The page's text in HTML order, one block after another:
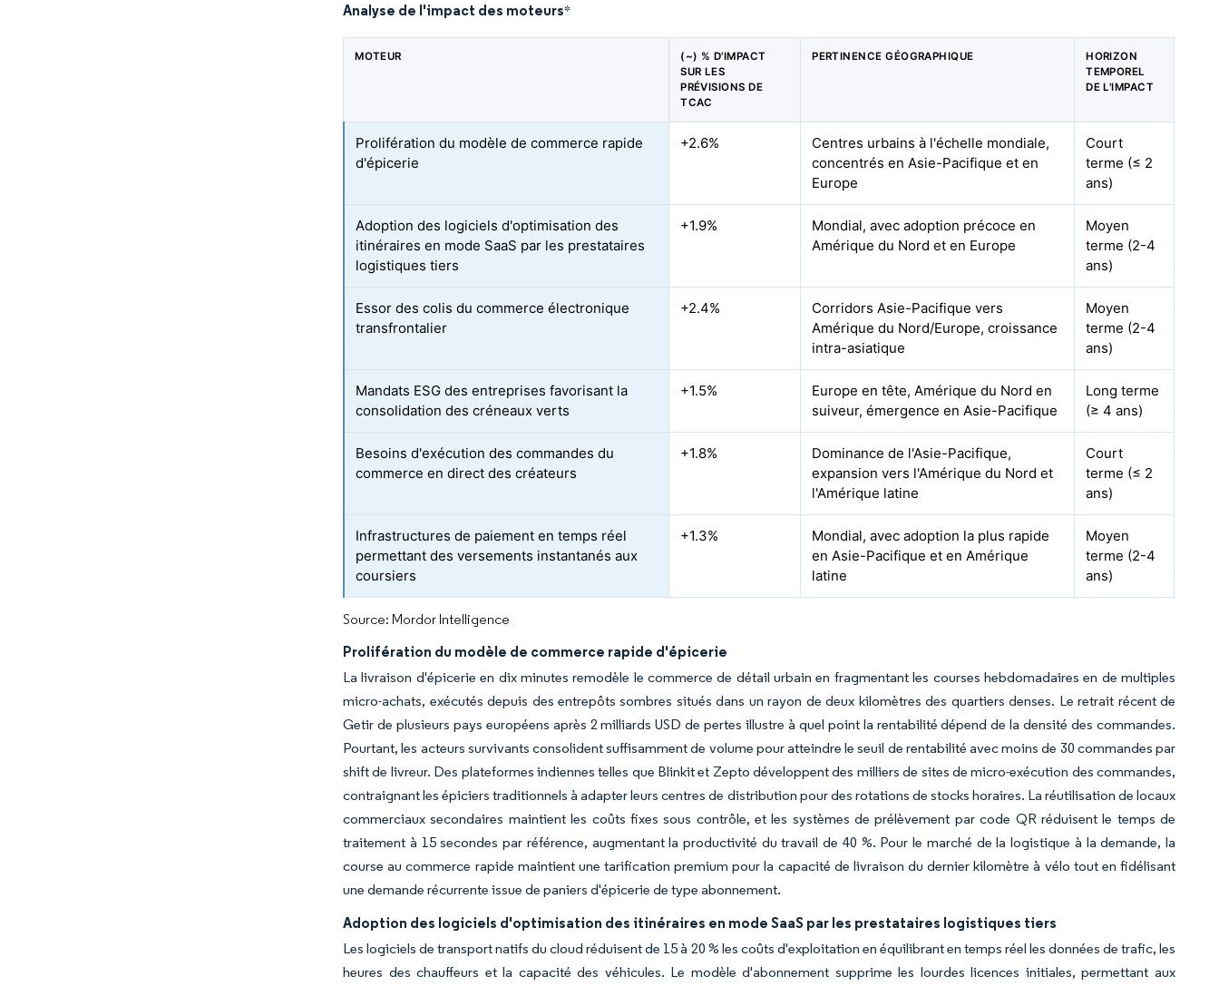
Analyse de l'impact des moteurs*
MOTEUR
(~) % D'IMPACT
SUR LES
PRÉVISIONS DE
TCAC
PERTINENCE GÉOGRAPHIQUE
HORIZON
TEMPOREL
DE L'IMPACT
Prolifération du modèle de commerce rapide
d'épicerie
+2.6%
Centres urbains à l'échelle mondiale,
concentrés en Asie-Pacifique et en
Europe
Court
terme (≤ 2
ans)
Adoption des logiciels d'optimisation des
itinéraires en mode SaaS par les prestataires
logistiques tiers
+1.9%
Mondial, avec adoption précoce en
Amérique du Nord et en Europe
Moyen
terme (2-4
ans)
Essor des colis du commerce électronique
transfrontalier
+2.4%
Corridors Asie-Pacifique vers
Amérique du Nord/Europe, croissance
intra-asiatique
Moyen
terme (2-4
ans)
Mandats ESG des entreprises favorisant la
consolidation des créneaux verts
+1.5%
Europe en tête, Amérique du Nord en
suiveur, émergence en Asie-Pacifique
Long terme
(≥ 4 ans)
Besoins d'exécution des commandes du
commerce en direct des créateurs
+1.8%
Dominance de l'Asie-Pacifique,
expansion vers l'Amérique du Nord et
l'Amérique latine
Court
terme (≤ 2
ans)
Infrastructures de paiement en temps réel
permettant des versements instantanés aux
coursiers
+1.3%
Mondial, avec adoption la plus rapide
en Asie-Pacifique et en Amérique
latine
Moyen
terme (2-4
ans)
Source: Mordor Intelligence
Prolifération du modèle de commerce rapide d'épicerie
La livraison d'épicerie en dix minutes remodèle le commerce de détail urbain en fragmentant les courses hebdomadaires en de multiples
micro-achats, exécutés depuis des entrepôts sombres situés dans un rayon de deux kilomètres des quartiers denses. Le retrait récent de
Getir de plusieurs pays européens après 2 milliards USD de pertes illustre à quel point la rentabilité dépend de la densité des commandes.
Pourtant, les acteurs survivants consolident suffisamment de volume pour atteindre le seuil de rentabilité avec moins de 30 commandes par
shift de livreur. Des plateformes indiennes telles que Blinkit et Zepto développent des milliers de sites de micro-exécution des commandes,
contraignant les épiciers traditionnels à adapter leurs centres de distribution pour des rotations de stocks horaires. La réutilisation de locaux
commerciaux secondaires maintient les coûts fixes sous contrôle, et les systèmes de prélèvement par code QR réduisent le temps de
traitement à 15 secondes par référence, augmentant la productivité du travail de 40 %. Pour le marché de la logistique à la demande, la
course au commerce rapide maintient une tarification premium pour la capacité de livraison du dernier kilomètre à vélo tout en fidélisant
une demande récurrente issue de paniers d'épicerie de type abonnement.
Adoption des logiciels d'optimisation des itinéraires en mode SaaS par les prestataires logistiques tiers
Les logiciels de transport natifs du cloud réduisent de 15 à 20 % les coûts d'exploitation en équilibrant en temps réel les données de trafic, les
heures des chauffeurs et la capacité des véhicules. Le modèle d'abonnement supprime les lourdes licences initiales, permettant aux